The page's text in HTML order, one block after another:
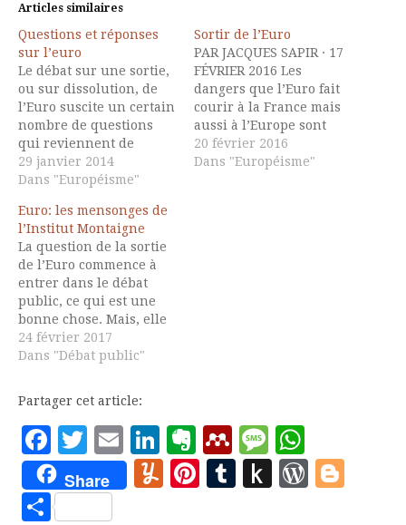
Articles similaires
Questions et réponses
sur l’euro
Le débat sur une sortie,
ou sur dissolution, de
l’Euro suscite un certain
nombre de questions
qui reviennent de
manière récurrente. On
en aborde dans la note
de ces dernières afin de
clarifier ce débat. 1-
Différence entre
dépréciation et
dévaluation de la
monnaie. Ces deux
termes…
29 janvier 2014
Dans "Européisme"
Sortir de l’Euro
PAR JACQUES SAPIR · 17
FÉVRIER 2016 Les
dangers que l’Euro fait
courir à la France mais
aussi à l’Europe sont
désormais évidents. Ils
sont reconnus par des
20 février 2016
Dans "Européisme"
Euro: les mensonges de
l’Institut Montaigne
La question de la sortie
de l’Euro commence à
entrer dans le débat
public, ce qui est une
bonne chose. Mais, elle
y entre à travers des
articles qui font partie
appelé le « projet Peur »
(ou Project Fear) lors du
débat sur le BREXIT,
c’est…
24 février 2017
Dans "Débat public"
Partager cet article:
Facebook
Twitter
EmailLinkedIn
Evernote
Mendeley
Message
Share Yummly
Pinterest
Tumblr
Push
Partager